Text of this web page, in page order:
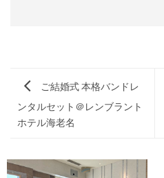
ご結婚式 本格バンドレ
ンタルセット＠レンブラント
ホテル海老名